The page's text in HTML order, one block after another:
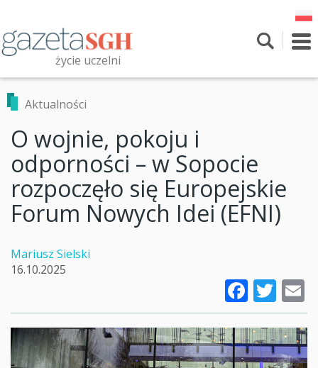
treści
życie uczelni
Przeszukaj witrynę
Aktualności
O wojnie, pokoju i
odporności – w Sopocie
rozpoczęło się Europejskie
Forum Nowych Idei (EFNI)
Mariusz Sielski
16.10.2025